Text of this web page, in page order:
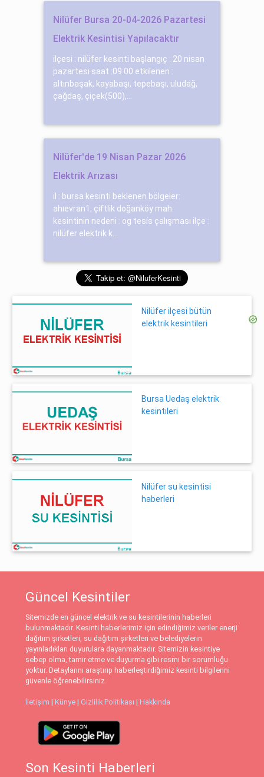
Nilüfer Bursa 20-04-2026 Pazartesi
Elektrik Kesintisi Yapılacaktır
ilçesi : nilüfer kesinti başlangıç : 20 nisan
pazartesi saat :09:00 etkilenen :
altınbaşak, kayabaşı, tepebaşı, uludağ,
çağdaş, çiçek(500),...
Nilüfer'de 19 Nisan Pazar 2026
Elektrik Arızası
il : bursa kesinti beklenen bölgeler:
ahıevran1, çiftlik doğanköy mah.
kesintinin nedeni : og tesi̇s çalışması ilçe :
nilüfer elektrik k...
Nilüfer ilçesi bütün
elektrik kesintileri
Bursa Uedaş elektrik
kesintileri
Nilüfer su kesintisi
haberleri
Güncel Kesintiler
Sitemizde en güncel elektrik ve su kesintilerinin haberleri
bulunmaktadır. Kesinti haberlerimiz için edindiğimiz veriler enerji
dağıtım şirketleri, su dağıtım şirketleri ve belediyelerin
yayınladıkları duyurulara dayanmaktadır. Sitemizin kesintiye
sebep olma, tamir etme ve duyurma gibi resmi bir sorumluğu
yoktur. Detaylarını araştırıp haberleştirdiğimiz kesinti bilgilerini
güvenle öğrenebilirsiniz.
İletişim | Künye | Gizlilik Politikası | Hakkında
Son Kesinti Haberleri